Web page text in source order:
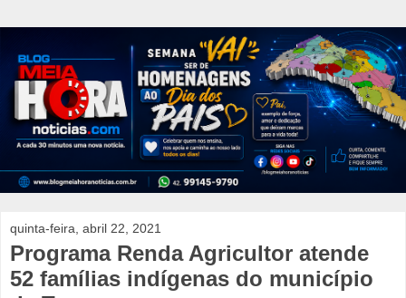
quinta-feira, abril 22, 2021
Programa Renda Agricultor atende
52 famílias indígenas do município